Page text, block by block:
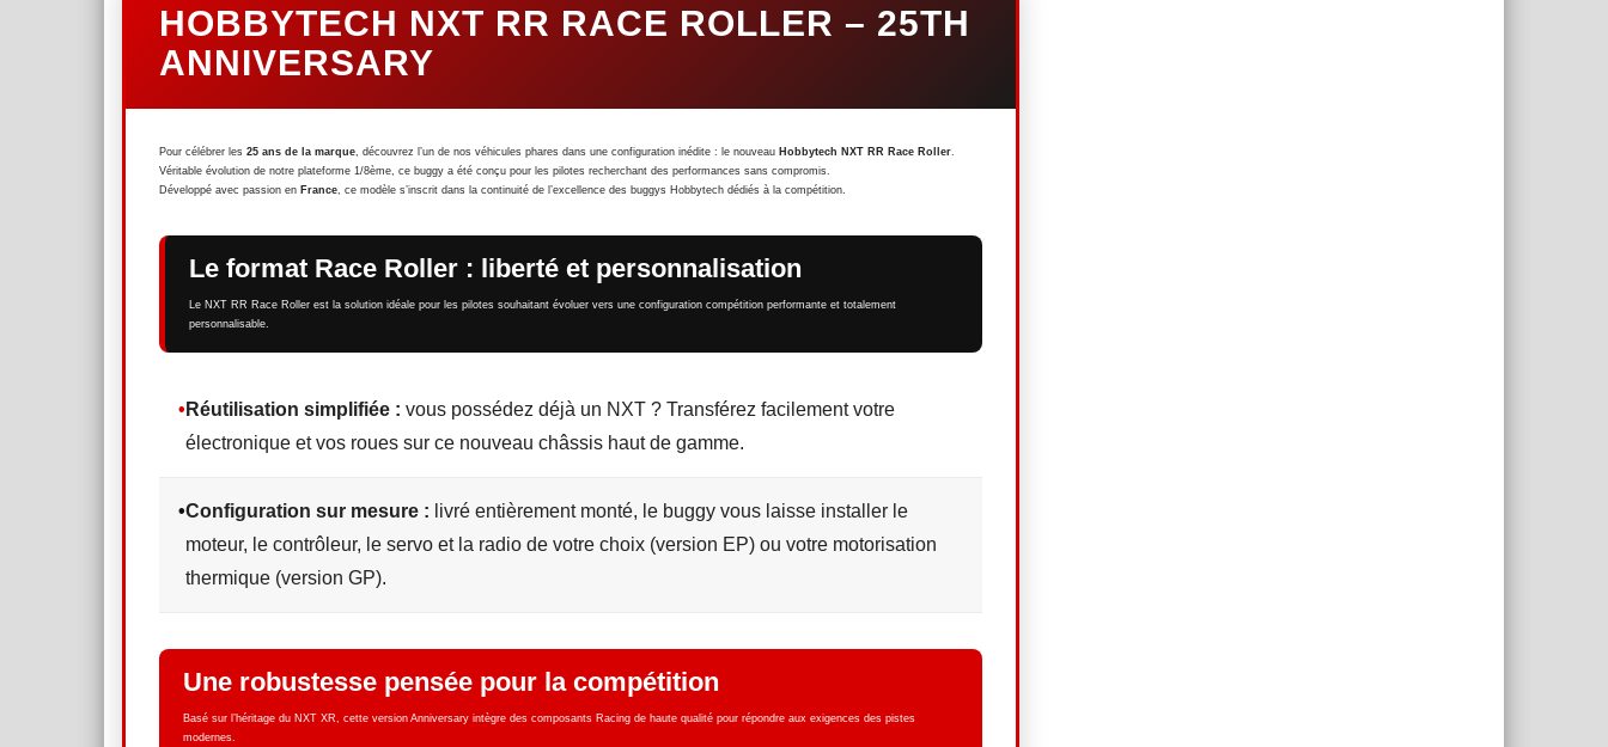
HOBBYTECH NXT RR RACE ROLLER – 25TH
ANNIVERSARY
Pour célébrer les 25 ans de la marque, découvrez l’un de nos véhicules phares dans une configuration inédite : le nouveau Hobbytech NXT RR Race Roller.
Véritable évolution de notre plateforme 1/8ème, ce buggy a été conçu pour les pilotes recherchant des performances sans compromis.
Développé avec passion en France, ce modèle s’inscrit dans la continuité de l’excellence des buggys Hobbytech dédiés à la compétition.
Le format Race Roller : liberté et personnalisation
Le NXT RR Race Roller est la solution idéale pour les pilotes souhaitant évoluer vers une configuration compétition performante et totalement
personnalisable.
• Réutilisation simplifiée : vous possédez déjà un NXT ? Transférez facilement votre
électronique et vos roues sur ce nouveau châssis haut de gamme.
•Configuration sur mesure : livré entièrement monté, le buggy vous laisse installer le
moteur, le contrôleur, le servo et la radio de votre choix (version EP) ou votre motorisation
thermique (version GP).
Une robustesse pensée pour la compétition
Basé sur l’héritage du NXT XR, cette version Anniversary intègre des composants Racing de haute qualité pour répondre aux exigences des pistes
modernes.